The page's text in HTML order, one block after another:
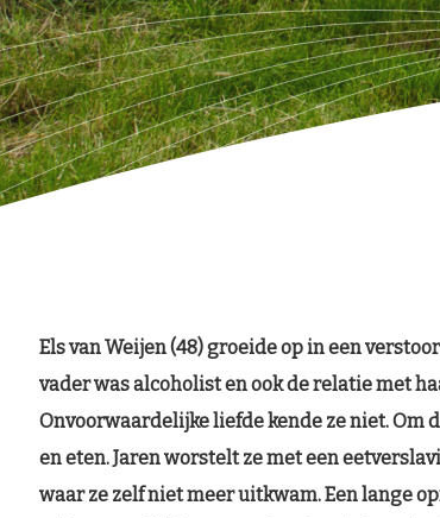
Els van Weijen (48) groeide op in een
vader was alcoholist en ook de relatie met
Onvoorwaardelijke liefde kende ze niet. Om
en eten. Jaren worstelt ze met een
waar ze zelf niet meer uitkwam. Een lange